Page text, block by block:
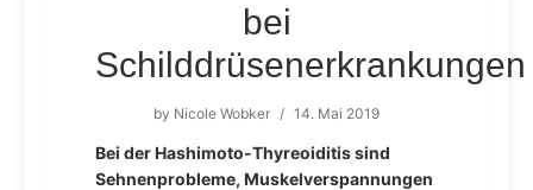
bei
Schilddrüsenerkrankungen
by Nicole Wobker / 14. Mai 2019
Bei der Hashimoto-Thyreoiditis sind
Sehnenprobleme, Muskelverspannungen